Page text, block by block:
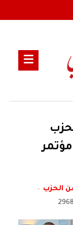
الحزب